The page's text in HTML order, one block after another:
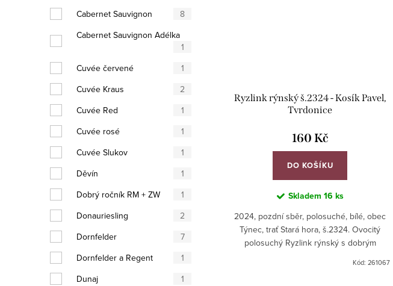
Cabernet Sauvignon
8
Cabernet Sauvignon Adélka
1
Cuvée červené
1
Cuvée Kraus
2
Cuvée Red
1
Cuvée rosé
1
Cuvée Slukov
1
Děvín
1
Dobrý ročník RM + ZW
1
Donauriesling
2
Dornfelder
7
Dornfelder a Regent
1
Dunaj
1
Ryzlink rýnský š.2324 - Kosík Pavel,
Tvrdonice
160 Kč
DO KOŠÍKU
Skladem 16 ks
2024, pozdní sběr, polosuché, bílé, obec
Týnec, trať Stará hora, š.2324. Ovocitý
polosuchý Ryzlink rýnský s dobrým
Kód:261067